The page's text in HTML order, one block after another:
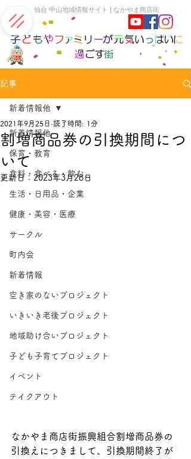
​仙台 中山地域情報サイト | なかやま商店街
記事
新着情報他
保育・教育
食料・食べる・飲む
生活・日用品・企業
健康・美容・医療
サークル
町内会
新着情報
空き家のないプロジェクト
いきいき老後プロジェクト
地域助け合いプロジェクト
子ども子育てプロジェクト
イベント
テイクアウト
新着情報他
割増商品券の引換期間につ
いて
2021年9月25日 読了時間: 1分
更新日： 2023年3月28日
なかやま商店街振興組合割増商品券の
引換えにつきまして、引換期間終了が